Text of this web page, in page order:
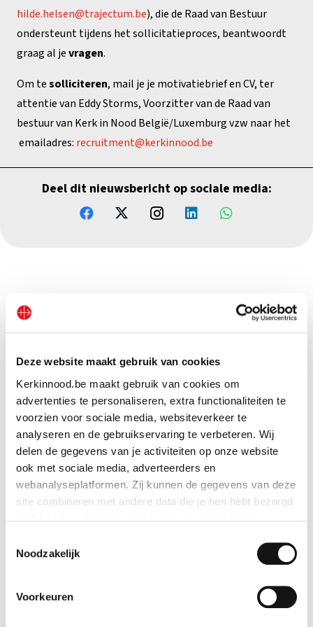
Deze website maakt gebruik van cookies
Kerkinnood.be maakt gebruik van cookies om
advertenties te personaliseren, extra functionaliteiten te
voorzien voor sociale media, websiteverkeer te
analyseren en de gebruikservaring te verbeteren. Wij
delen de gegevens van je activiteiten op onze website
ook met sociale media, adverteerders en
webanalyseplatformen. Zij kunnen de gegevens van deze
site combineren met andere data die je hen hebt bezorgd
Indien je dat toestaat, kunnen wij of onze partners onder
Informatie verzamelen over je geografische locatie
Noodzakelijk
Voorkeuren
hilde.helsen@trajectum.be), die de Raad van Bestuur
ondersteunt tijdens het sollicitatieproces, beantwoordt
graag al jevragen.
Om tesolliciteren, mail je je motivatiebrief en CV, ter
attentie van Eddy Storms, Voorzitter van de Raad van
bestuur van Kerk in Nood België/Luxemburg vzw naar het
emailadres: recruitment@kerkinnood.be
Deel dit nieuwsbericht op sociale media:
Andere nieuwsberichten